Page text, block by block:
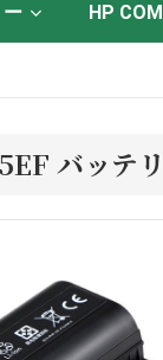
ー HP
バッテリ